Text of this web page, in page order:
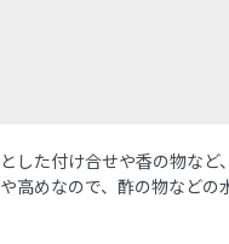
した付け合せや香の物など
高めなので、酢の物などの